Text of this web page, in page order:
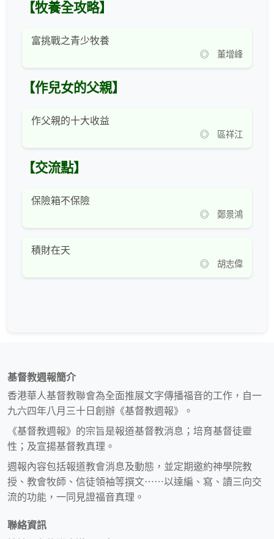
【牧養全攻略】
富挑戰之青少牧養
◎ 董增峰
【作兒女的父親】
作父親的十大收益
◎ 區祥江
【交流點】
保險箱不保險
◎ 鄭景鴻
積財在天
◎ 胡志偉
基督教週報簡介
香港華人基督教聯會為全面推展文字傳播福音的工作，自一
九六四年八月三十日創辦《基督教週報》。
《基督教週報》的宗旨是報道基督教消息；培育基督徒靈
性；及宣揚基督教真理。
週報內容包括報道教會消息及動態，並定期邀約神學院教
授、教會牧師、信徒領袖等撰文⋯⋯以達編、寫、讀三向交
流的功能，一同見證福音真理。
聯絡資訊